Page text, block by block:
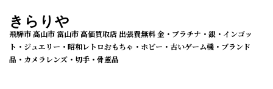
ン
きらりや
飛騨市 高山市 富山市 高価買取店 出張費無料 金・プラチナ・銀・インゴッ
ト・ジュエリー・昭和レトロおもちゃ・ホビー・古いゲーム機・ブランド
品・カメラレンズ・切手・骨董品